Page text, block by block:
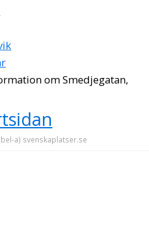
om Smedjegatan,
a) svenskaplatser.se